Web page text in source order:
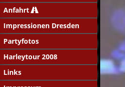
Anfahrt
Impressionen Dresden
Partyfotos
Harleytour 2008
Links